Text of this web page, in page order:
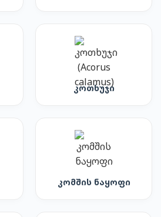
კოთხუჯი
კომშის ნაყოფი